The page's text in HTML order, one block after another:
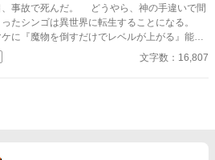
事故で死んだ。 どうやら、神の手違いで間
ったシンゴは異世界に転生することになる。
に『魔物を倒すだけでレベルが上がる』能力
企むのだった。
文字数：16,807